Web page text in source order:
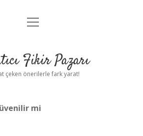
Anasayfa
Yasal Uyarı
menüyü
Fikir Pazarı
çeken önerilerle fark yarat!
mi